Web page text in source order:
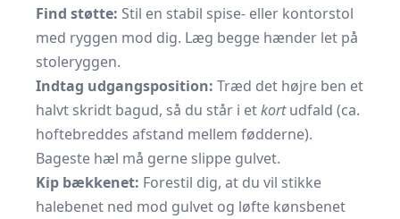
Find støtte: Stil en stabil spise- eller kontorstol
med ryggen mod dig. Læg begge hænder let på
stoleryggen.
Indtag udgangsposition: Træd det højre ben et
halvt skridt bagud, så du står i etkortudfald (ca.
hoftebreddes afstand mellem fødderne).
Bageste hæl må gerne slippe gulvet.
Kip bækkenet: Forestil dig, at du vil stikke
halebenet ned mod gulvet og løfte kønsbenet